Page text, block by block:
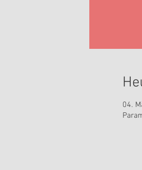
04.